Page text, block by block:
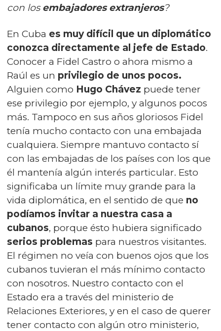
con losembajadores extranjeros?
En Cuba es muy difícil que un diplomático
conozca directamente al jefe de Estado.
Conocer a Fidel Castro o ahora mismo a
Raúl es un privilegio de unos pocos.
Alguien como Hugo Chávez puede tener
ese privilegio por ejemplo, y algunos pocos
más. Tampoco en sus años gloriosos Fidel
tenía mucho contacto con una embajada
cualquiera. Siempre mantuvo contacto sí
con las embajadas de los países con los que
él mantenía algún interés particular. Esto
significaba un límite muy grande para la
vida diplomática, en el sentido de que no
podíamos invitar a nuestra casa a
cubanos, porque ésto hubiera significado
serios problemas para nuestros visitantes.
El régimen no veía con buenos ojos que los
cubanos tuvieran el más mínimo contacto
con nosotros. Nuestro contacto con el
Estado era a través del ministerio de
Relaciones Exteriores, y en el caso de querer
tener contacto con algún otro ministerio,